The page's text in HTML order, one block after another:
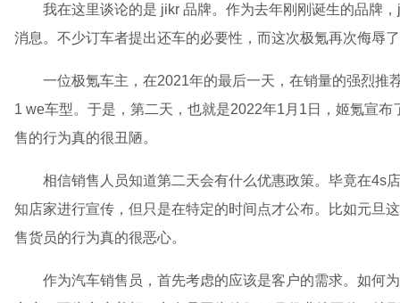
我在这里谈论的是 jikr 品牌。作为去年刚刚诞生的品牌
消息。不少订车者提出还车的必要性，而这次极氪再次侮辱
一位极氪车主，在2021年的最后一天，在销量的强烈
1 we车型。于是，第二天，也就是2022年1月1日，姬氪宣
售的行为真的很丑陋。
相信销售人员知道第二天会有什么优惠政策。毕竟在4s
知店家进行宣传，但只是在特定的时间点才公布。比如元旦
售货员的行为真的很恶心。
作为汽车销售员，首先考虑的应该是客户的需求。如何